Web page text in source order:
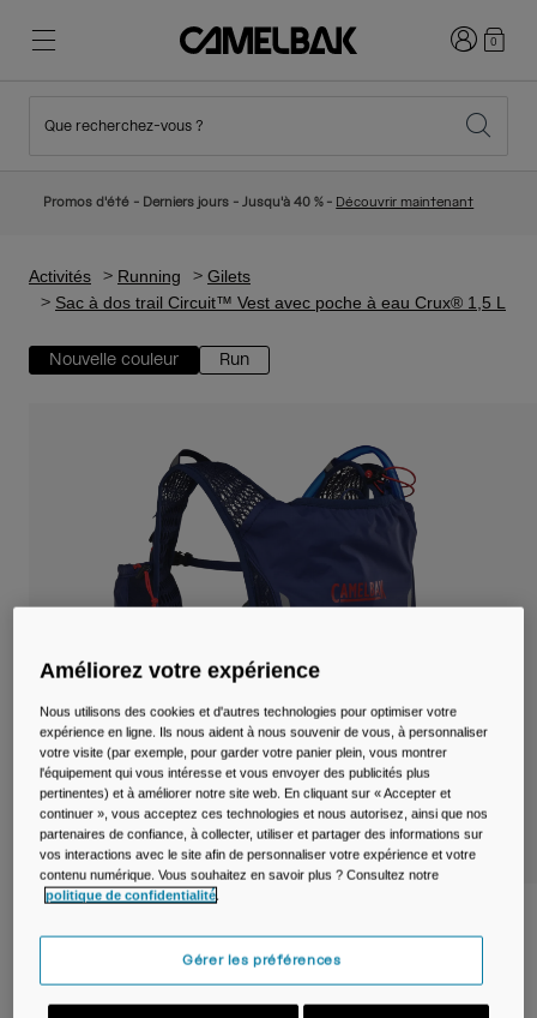
Nouveautés
Sacs Hydratation
Gourdes Sport
Gourdes
Mugs et Gobelets
Réservoirs
Accessoires
Tout Voir
Randonnée
Voyages et style de vie
Abandonner le tout Jetable
Nos Partenaires
Connexion
0
Que recherchez-vous ?
Promos d'été - Derniers jours - Jusqu'à 40 % - Découvrir maintenant
Activités Running
Gilets
Sac à dos trail Circuit™ Vest avec poche à eau Crux® 1,5 L
Nouvelle couleur Run
eau Crux® 1,5 L
Améliorez votre expérience
Nous utilisons des cookies et d'autres technologies pour optimiser votre
expérience en ligne. Ils nous aident à nous souvenir de vous, à personnaliser
votre visite (par exemple, pour garder votre panier plein, vous montrer
l'équipement qui vous intéresse et vous envoyer des publicités plus
pertinentes) et à améliorer notre site web. En cliquant sur « Accepter et
continuer », vous acceptez ces technologies et nous autorisez, ainsi que nos
partenaires de confiance, à collecter, utiliser et partager des informations sur
vos interactions avec le site afin de personnaliser votre expérience et votre
contenu numérique. Vous souhaitez en savoir plus ? Consultez notre
politique de confidentialité.
Gérer les préférences